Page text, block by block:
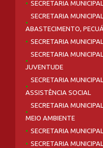
SECRETARIA
SECRETARIA
ABASTECIMENTO,
SECRETARIA
SECRETARIA
JUVENTUDE
SECRETARIA
ASSISTÊNCIA SOCIAL
SECRETARIA
MEIO AMBIENTE
SECRETARIA
SECRETARIA